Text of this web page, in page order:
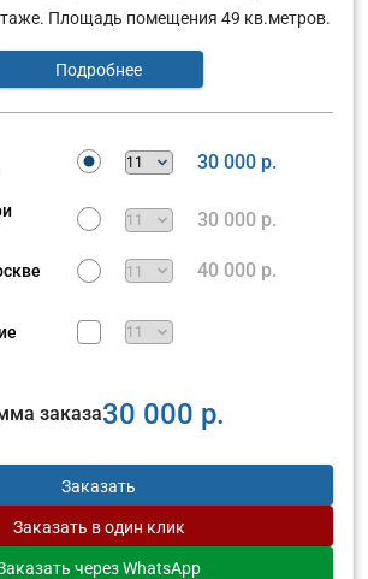
Площадь помещения 49 кв.метров.
Подробнее
30 000 р.
30 000 р.
40 000 р.
заказа30 000 р.
Заказать
Заказать в один клик
через WhatsApp